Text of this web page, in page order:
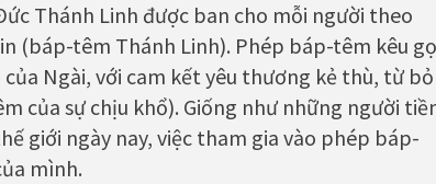
Thánh Linh được ban cho mỗi người theo
(báp-têm Thánh Linh). Phép báp-têm kêu
Ngài, với cam kết yêu thương kẻ thù, từ bỏ
của sự chịu khổ). Giống như những người
giới ngày nay, việc tham gia vào phép báp-
mình.